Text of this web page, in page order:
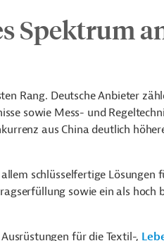
Spektrum
Rang. Deutsche Anbieter
sowie Mess- und
aus China deutlich
schlüsselfertige Lösungen
sowie ein als hoch
für die Textil-,